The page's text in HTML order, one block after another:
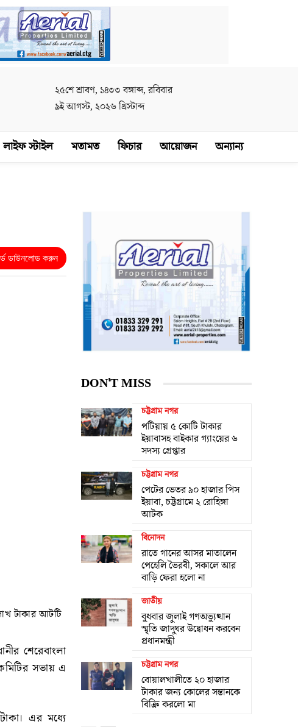
২৫শে শ্রাবণ, ১৪৩৩ বঙ্গাব্দ, রবিবার
৯ই আগস্ট, ২০২৬ খ্রিস্টাব্দ
লাইফ স্টাইল মতামত ফিচার আয়োজন অন্যান্য
ডাউনলোড করুন
টাকার আটটি
শেরেবাংলা
সভায় এ
এর মধ্যে
DON'T MISS
চট্টগ্রাম নগর
পটিয়ায় ৫ কোটি টাকার
ইয়াবাসহ বাইকার গ্যাংয়ের ৬
সদস্য গ্রেপ্তার
চট্টগ্রাম নগর
পেটের ভেতর ৯০ হাজার পিস
ইয়াবা, চট্টগ্রামে ২ রোহিঙ্গা
আটক
বিনোদন
রাতে গানের আসর মাতালেন
পেহেলি ভৈরবী, সকালে আর
বাড়ি ফেরা হলো না
জাতীয়
বুধবার জুলাই গণঅভ্যুত্থান
স্মৃতি জাদুঘর উদ্বোধন করবেন
প্রধানমন্ত্রী
চট্টগ্রাম নগর
বোয়ালখালীতে ২০ হাজার
টাকার জন্য কোলের সন্তানকে
বিক্রি করলো মা